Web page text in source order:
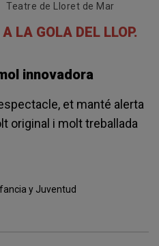
Teatre de Lloret de Mar
LA GOLA DEL LLOP.
innovadora
et manté alerta
original i molt treballada
y Juventud